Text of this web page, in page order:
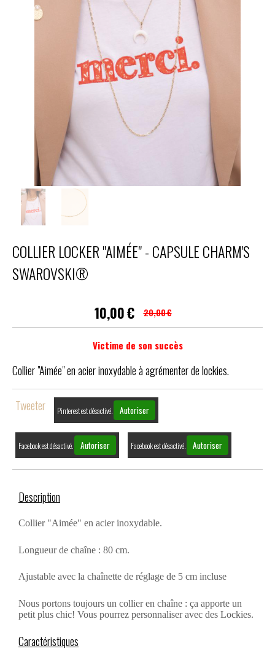
COLLIER LOCKER "AIMÉE" - CAPSULE CHARM'S
SWAROVSKI®
10,00€ 20,00€
Victime de son succès
Collier "Aimée" en acier inoxydable à agrémenter de lockies.
Tweeter Pinterest est désactivé. Autoriser
Facebook est désactivé. Autoriser Facebook est désactivé. Autoriser
Description
Collier "Aimée" en acier inoxydable.
Longueur de chaîne : 80 cm.
Ajustable avec la chaînette de réglage de 5 cm incluse
Nous portons toujours un collier en chaîne : ça apporte un
petit plus chic! Vous pourrez personnaliser avec des Lockies.
Caractéristiques